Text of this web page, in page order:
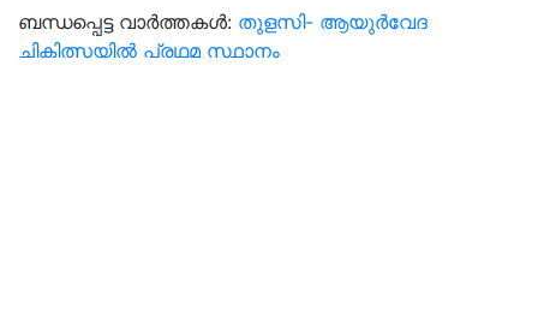
ബന്ധപ്പെട്ട വാർത്തകൾ: തുളസി- ആയുര്‍വേദ
ചികിത്സയില്‍ പ്രഥമ സ്ഥാനം